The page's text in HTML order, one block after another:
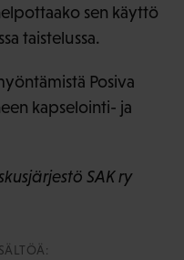
sen käyttö
taistelussa.
Posiva
kapselointi- ja
SAK ry